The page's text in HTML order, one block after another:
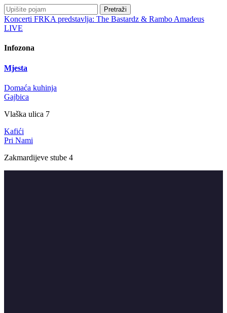
Pretraži
Koncerti FRKA predstavlja: The Bastardz & Rambo Amadeus
LIVE
Infozona
Mjesta
Domaća kuhinja
Gajbica
Vlaška ulica 7
Kafići
Pri Nami
Zakmardijeve stube 4